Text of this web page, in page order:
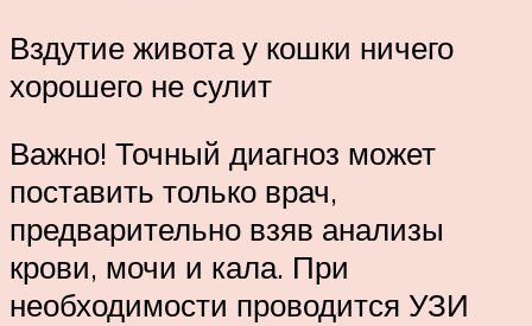
Вздутие живота у кошки ничего
хорошего не сулит
Важно! Точный диагноз может
поставить только врач,
предварительно взяв анализы
крови, мочи и кала. При
необходимости проводится УЗИ